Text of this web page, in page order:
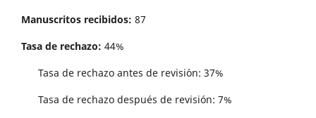
Manuscritos recibidos: 87
Tasa de rechazo: 44%
Tasa de rechazo antes de revisi´on: 37%
Tasa de rechazo después de revisión: 7%